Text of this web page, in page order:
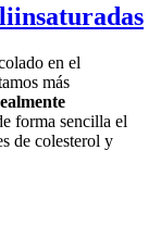
en el
más
forma sencilla el
de colesterol y